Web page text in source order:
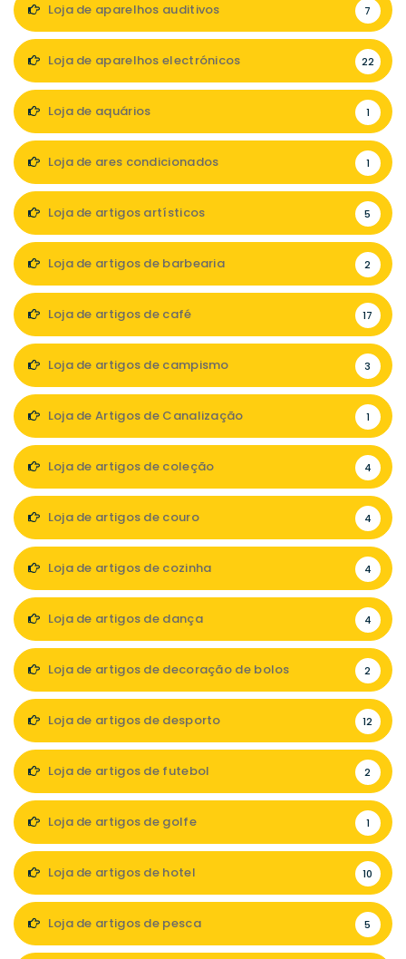
Loja de aparelhos auditivos 7
Loja de aparelhos electrónicos 22
Loja de aquários 1
Loja de ares condicionados 1
Loja de artigos artísticos 5
Loja de artigos de barbearia 2
Loja de artigos de café 17
Loja de artigos de campismo 3
Loja de Artigos de Canalização 1
Loja de artigos de coleção 4
Loja de artigos de couro 4
Loja de artigos de cozinha 4
Loja de artigos de dança 4
Loja de artigos de decoração de bolos 2
Loja de artigos de desporto 12
Loja de artigos de futebol 2
Loja de artigos de golfe 1
Loja de artigos de hotel 10
Loja de artigos de pesca 5